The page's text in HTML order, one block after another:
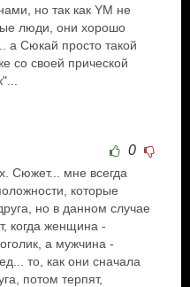
но так как YM не
люди, они хорошо
а Сюкай просто такой
со своей прической
0
Сюжет... мне всегда
которые
но в данном случае
когда женщина -
а мужчина -
то, как они сначала
потом терпят,